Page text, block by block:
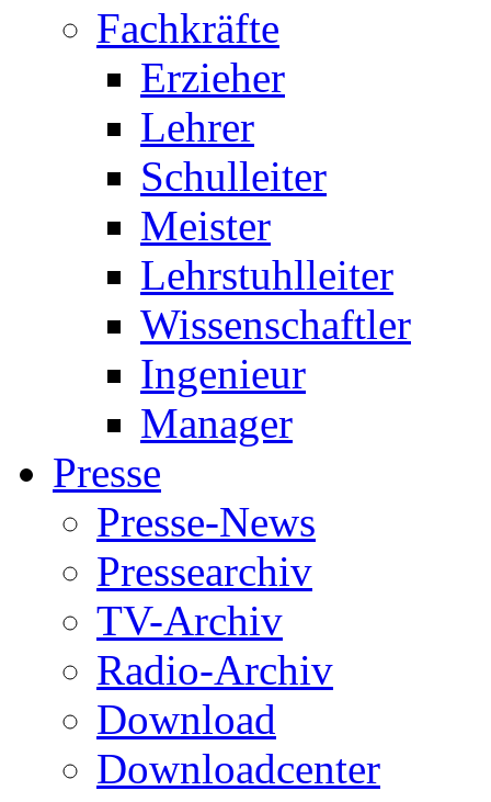
Fachkräfte
Erzieher
Lehrer
Schulleiter
Meister
Lehrstuhlleiter
Wissenschaftler
Ingenieur
Manager
Presse
Presse-News
Pressearchiv
TV-Archiv
Radio-Archiv
Download
Downloadcenter